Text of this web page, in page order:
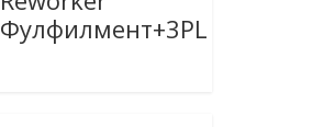
Фулфилмент+3PL